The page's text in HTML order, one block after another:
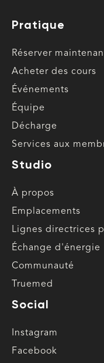
Pratique
Réserver
Acheter des cours
Événements
Équipe
Décharge
Services aux
Studio
À propos
Emplacements
Lignes directrices
Échange d'énergie
Communauté
Truemed
Social
Instagram
Facebook